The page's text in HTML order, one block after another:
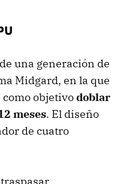
una generación de
Midgard, en la que
objetivodoblar
meses. El diseño
de cuatro